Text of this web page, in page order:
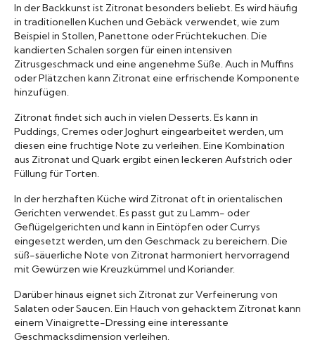
In der Backkunst ist Zitronat besonders beliebt. Es wird häufig
in traditionellen Kuchen und Gebäck verwendet, wie zum
Beispiel in Stollen, Panettone oder Früchtekuchen. Die
kandierten Schalen sorgen für einen intensiven
Zitrusgeschmack und eine angenehme Süße. Auch in Muffins
oder Plätzchen kann Zitronat eine erfrischende Komponente
hinzufügen.
Zitronat findet sich auch in vielen Desserts. Es kann in
Puddings, Cremes oder Joghurt eingearbeitet werden, um
diesen eine fruchtige Note zu verleihen. Eine Kombination
aus Zitronat und Quark ergibt einen leckeren Aufstrich oder
Füllung für Torten.
In der herzhaften Küche wird Zitronat oft in orientalischen
Gerichten verwendet. Es passt gut zu Lamm- oder
Geflügelgerichten und kann in Eintöpfen oder Currys
eingesetzt werden, um den Geschmack zu bereichern. Die
süß-säuerliche Note von Zitronat harmoniert hervorragend
mit Gewürzen wie Kreuzkümmel und Koriander.
Darüber hinaus eignet sich Zitronat zur Verfeinerung von
Salaten oder Saucen. Ein Hauch von gehacktem Zitronat kann
einem Vinaigrette-Dressing eine interessante
Geschmacksdimension verleihen.